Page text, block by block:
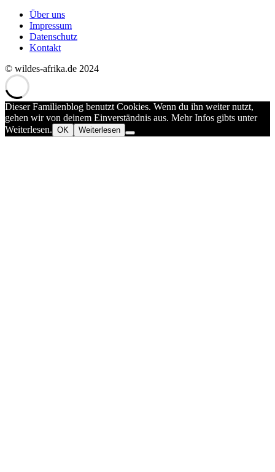
Über uns
Impressum
Datenschutz
Kontakt
© wildes-afrika.de 2024
Dieser Familienblog benutzt Cookies. Wenn du ihn weiter nutzt,
gehen wir von deinem Einverständnis aus. Mehr Infos gibts unter
Weiterlesen. OK Weiterlesen